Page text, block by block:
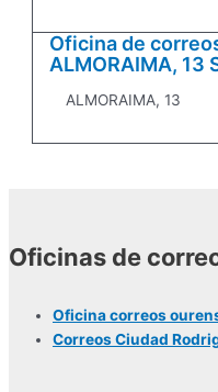
Oficina de
ALMORAIMA, 13
ALMORAIMA, 13
Oficinas de
Oficina correos
Correos Ciudad